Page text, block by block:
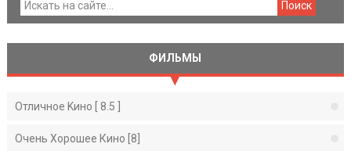
ФИЛЬМЫ
Отличное Kино [ 8.5 ]
Очень Хорошее Кино [8]